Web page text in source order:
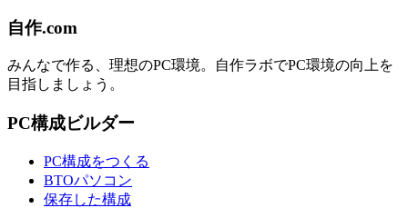
自作.com
みんなで作る、理想のPC環境。 自作ラボでPC環境の向上を
目指しましょう。
PC構成ビルダー
PC構成をつくる
BTOパソコン
保存した構成